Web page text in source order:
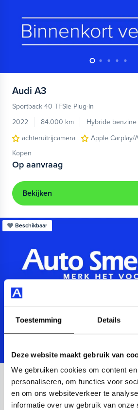
Toestemming Details
Deze website maakt gebruik van
We gebruiken cookies om content
personaliseren, om functies voor
en om ons websiteverkeer te
informatie over uw gebruik van onze
Audi A3
Sportback 40 TFSIe Plug-In
2022
84.000 km Hybride benzine
achteruitrijcamera
Apple Carplay/
Kopen
Op aanvraag
Bekijken
Beschikbaar
Audi A3
Sportback 40 TFSIe Advanced